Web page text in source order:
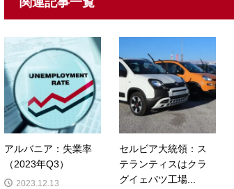
アルバニア：失業率
（2023年Q3）
2023.12.13
セルビア大統領：ス
テランティスはクラ
グイェバツ工場...